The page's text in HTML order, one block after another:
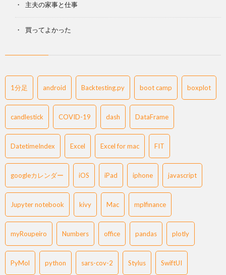
主夫の家事と仕事
買ってよかった
1分足 android Backtesting.py boot camp boxplot
candlestick COVID-19 dash DataFrame
DatetimeIndex Excel Excel for mac FIT
googleカレンダー iOS iPad iphone javascript
Jupyter notebook kivy Mac mplfinance
myRoupeiro Numbers office pandas plotly
PyMol python sars-cov-2 Stylus SwiftUI